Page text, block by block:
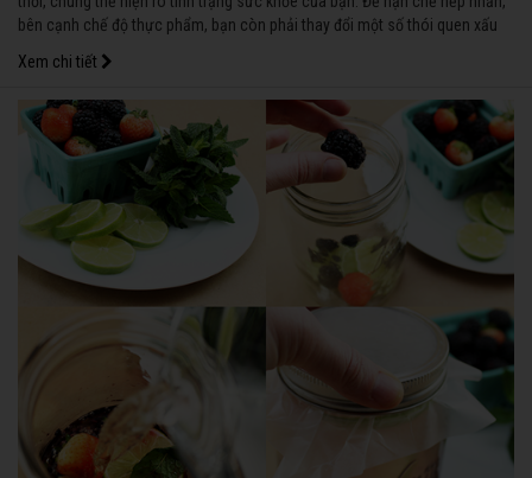
bên cạnh chế độ thực phẩm, bạn còn phải thay đổi một số thói quen xấu
Xem chi tiết